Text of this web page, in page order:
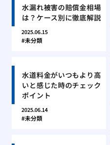
水漏れ被害の賠償金相場
は？ケース別に徹底解説
2025.06.15
未分類
水道料金がいつもより高
いと感じた時のチェック
ポイント
2025.06.14
未分類